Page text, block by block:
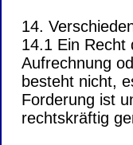
14.
14.1 Ein Recht
Aufrechnung
besteht nicht,
Forderung ist
rechtskräftig